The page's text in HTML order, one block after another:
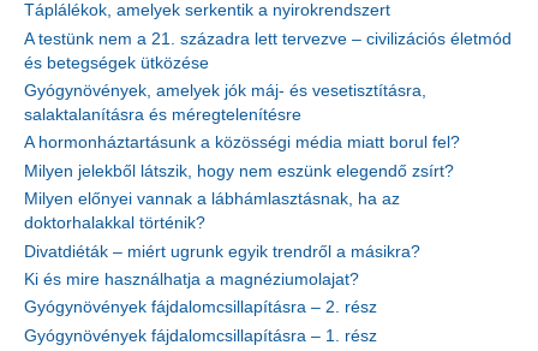
Táplálékok, amelyek serkentik a nyirokrendszert
A testünk nem a 21. századra lett tervezve – civilizációs életmód
és betegségek ütközése
Gyógynövények, amelyek jók máj- és vesetisztításra,
salaktalanításra és méregtelenítésre
A hormonháztartásunk a közösségi média miatt borul fel?
Milyen jelekből látszik, hogy nem eszünk elegendő zsírt?
Milyen előnyei vannak a lábhámlasztásnak, ha az
doktorhalakkal történik?
Divatdiéták – miért ugrunk egyik trendről a másikra?
Ki és mire használhatja a magnéziumolajat?
Gyógynövények fájdalomcsillapításra – 2. rész
Gyógynövények fájdalomcsillapításra – 1. rész